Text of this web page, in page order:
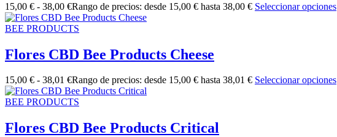
15,00 € - 38,00 €Rango de precios: desde 15,00 € hasta 38,00 € Seleccionar opciones
BEE PRODUCTS
Flores CBD Bee Products Cheese
15,00 € - 38,01 €Rango de precios: desde 15,00 € hasta 38,01 € Seleccionar opciones
BEE PRODUCTS
Flores CBD Bee Products Critical